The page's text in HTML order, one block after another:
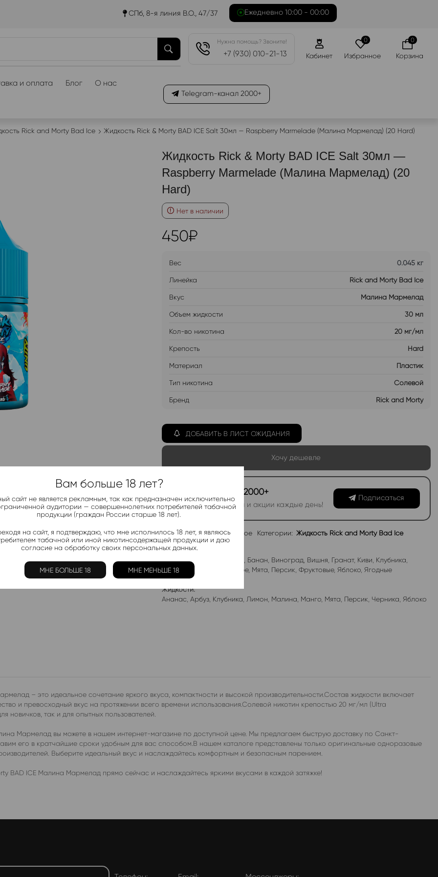
СПб, 8-я линия В.О., 47/37 Ежедневно 10:00 - 00:00
Нужна помощь? Звоните!
+7 (930) 010-21-13 Кабинет
0
Избранное
0
Корзина
и оплата Блог О нас
Telegram-канал 2000+
Rick and Morty Bad Ice Жидкость Rick & Morty BAD ICE Salt 30мл — Raspberry Marmelade (Малина Мармелад) (20 Hard)
Жидкость Rick & Morty BAD ICE Salt 30мл —
Raspberry Marmelade (Малина Мармелад) (20
Hard)
Нет в наличии
450₽
Вес 0.045 кг
Линейка Rick and Morty Bad Ice
Вкус Малина Мармелад
Объем жидкости 30 мл
Кол-во никотина 20 мг/мл
Крепость Hard
Материал Пластик
Тип никотина Солевой
Бренд Rick and Morty
ДОБАВИТЬ В ЛИСТ ОЖИДАНИЯ
Хочу дешевле
Telegram-канал 2000+
Актуальные новинки и акции каждые день!
Подписаться
Добавить в избранное Категории: Жидкость Rick and Morty Bad Ice
Электронки:
Ананас,Арбуз Банан Виноград Вишня Гранат, Киви Клубника
Лимон
Мороженое, Мята Персик Фруктовые, Яблоко, Ягодные
Жидкости:
Ананас Арбуз, Клубника Лимон Малина Манго, Мята Персик Черника Яблоко
– это идеальное сочетание яркого вкуса, компактности и высокой производительности.Состав жидкости включает
и превосходный вкус на протяжении всего времени использования.Солевой никотин крепостью 20 мг/мл (Ultra
новичков, так и для опытных пользователей.
Мармелад вы можете в нашем интернет-магазине по доступной цене. Мы предлагаем быструю доставку по Санкт-
его в кратчайшие сроки удобным для вас способом.В нашем каталоге представлены только оригинальные одноразовые
Выберите идеальный вкус и наслаждайтесь комфортным и безопасным парением.
BAD ICE Малина Мармелад прямо сейчас и наслаждайтесь яркими вкусами в каждой затяжке!
Вам больше 18 лет?
сайт не является рекламным, так как предназначен исключительно
аудитории — совершеннолетних потребителей табачной
продукции (граждан России старше 18 лет).
на сайт, я подтверждаю, что мне исполнилось 18 лет, я являюсь
табачной или иной никотинсодержащей продукции и даю
согласие на обработку своих персональных данных.
МНЕ БОЛЬШЕ 18 МНЕ МЕНЬШЕ 18